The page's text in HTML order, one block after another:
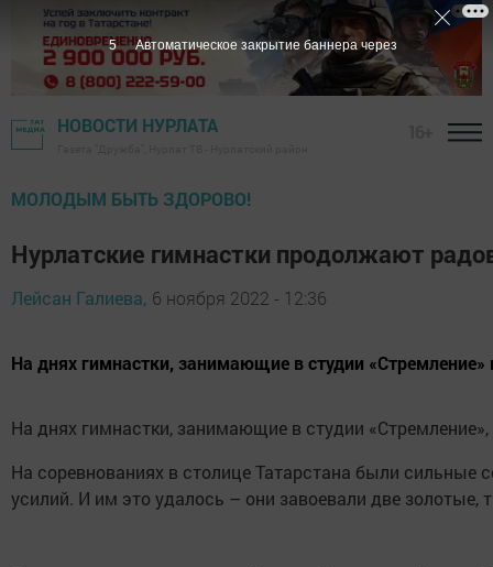
НОВОСТИ НУРЛАТА
МОЛОДЫМ БЫТЬ ЗДОРОВО!
Нурлатские гимнастки продолжают
Лейсан Галиева, 6 ноября 2022 - 12:36
На днях гимнастки, занимающие в студии
На днях гимнастки, занимающие в студии
На соревнованиях в столице Татарстана были
усилий. И им это удалось – они завоевали две
4 Автоматическое закрытие баннера через